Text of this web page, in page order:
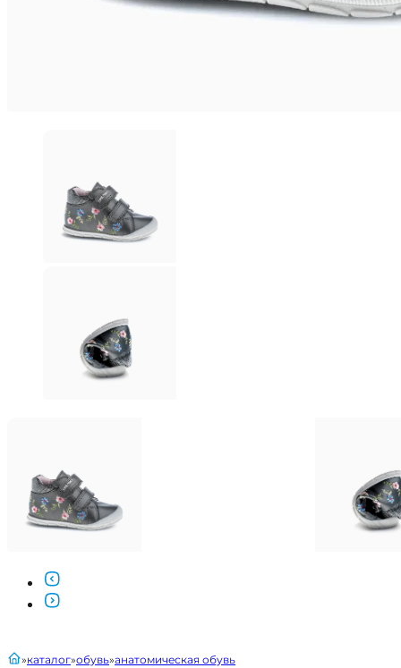
главнаякаталог обувь анатомическая обувь